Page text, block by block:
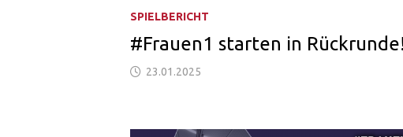
SPIELBERICHT
#Frauen1 starten in
23.01.2025